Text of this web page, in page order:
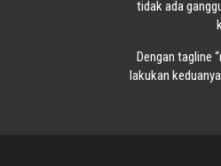
tidak ada
Dengan tagline
lakukan